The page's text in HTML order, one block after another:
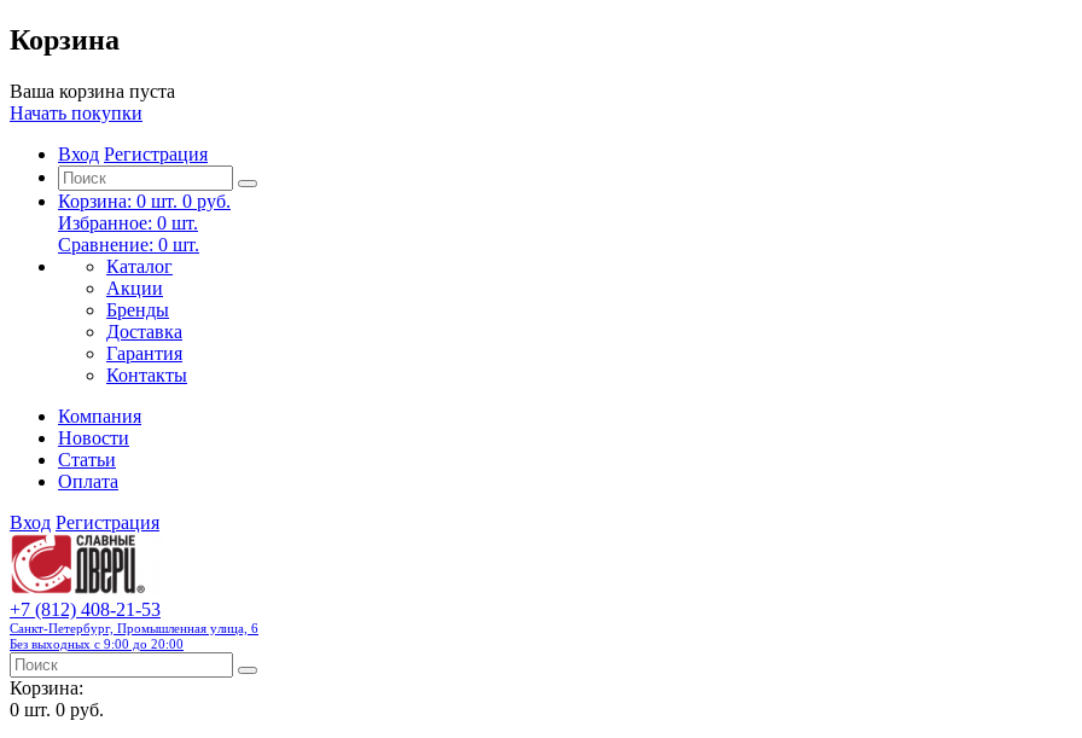
Корзина
Ваша корзина пуста
Начать покупки
Вход Регистрация
Корзина: 0 шт. 0 руб.
Избранное: 0 шт.
Сравнение: 0 шт.
Каталог
Акции
Бренды
Доставка
Гарантия
Контакты
Компания
Новости
Статьи
Оплата
Вход Регистрация
+7 (812) 408-21-53
Санкт-Петербург, Промышленная улица, 6
Без выходных с 9:00 до 20:00
Корзина:
0 шт. 0 руб.